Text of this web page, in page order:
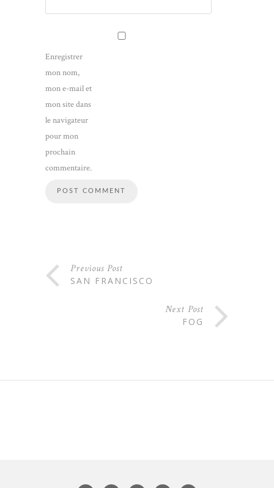
Enregistrer
mon nom,
mon e-mail et
mon site dans
le navigateur
pour mon
prochain
commentaire.
Previous Post
SAN FRANCISCO
Next Post
FOG